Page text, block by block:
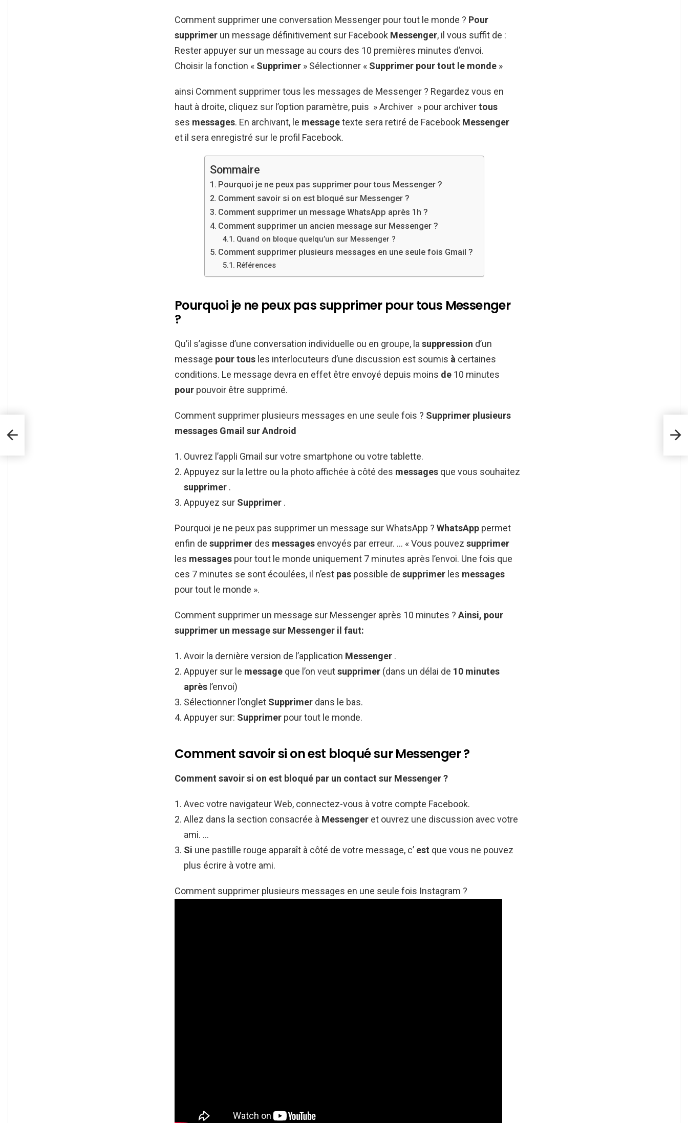
Comment supprimer une conversation Messenger pour tout le monde ? Pour
supprimer un message définitivement sur Facebook Messenger, il vous suffit de :
Rester appuyer sur un message au cours des 10 premières minutes d’envoi.
Choisir la fonction « Supprimer » Sélectionner « Supprimer pour tout le monde »
ainsi Comment supprimer tous les messages de Messenger ? Regardez vous en
haut à droite, cliquez sur l’option paramètre, puis » Archiver » pour archivertous
ses messages. En archivant, le messagetexte sera retiré de Facebook Messenger
et il sera enregistré sur le profil Facebook.
Sommaire
Pourquoi je ne peux pas supprimer pour tous Messenger ?
Comment savoir si on est bloqué sur Messenger ?
Comment supprimer un message WhatsApp après 1h ?
Comment supprimer un ancien message sur Messenger ?
Quand on bloque quelqu’un sur Messenger ?
Comment supprimer plusieurs messages en une seule fois Gmail ?
Références
Pourquoi je ne peux pas supprimer pour tous Messenger
?
Qu’il s’agisse d’une conversation individuelle ou en groupe, la suppression d’un
message pour tous les interlocuteurs d’une discussion est soumis à certaines
conditions. Le message devra en effet être envoyé depuis moins de 10 minutes
pour pouvoir être supprimé.
Comment supprimer plusieurs messages en une seule fois ? Supprimer plusieurs
messages Gmail surAndroid
Ouvrez l’appli Gmail sur votre smartphone ou votre tablette.
Appuyez sur la lettre ou la photo affichée à côté des messages que vous souhaitez
supprimer .
Appuyez sur Supprimer .
Pourquoi je ne peux pas supprimer un message sur WhatsApp ? WhatsApp permet
enfin de supprimer des messages envoyés par erreur. … « Vous pouvez supprimer
les messages pour tout le monde uniquement 7 minutes après l’envoi. Une fois que
ces 7 minutes se sont écoulées, il n’est pas possible de supprimer les messages
pour tout le monde ».
Comment supprimer un message sur Messenger après 10 minutes ? Ainsi, pour
supprimer un message sur Messenger il faut:
Avoir la dernière version de l’application Messenger .
Appuyer sur le message que l’on veutsupprimer (dans un délai de 10 minutes
après l’envoi)
Sélectionner l’onglet Supprimer dans le bas.
Appuyer sur: Supprimer pour tout le monde.
Comment savoir si on est bloqué sur Messenger ?
Comment savoir si on est bloqué par un contact sur Messenger?
Avec votre navigateur Web, connectez-vous à votre compte Facebook.
Allez dans la section consacrée à Messenger et ouvrez une discussion avec votre
ami. …
Si une pastille rouge apparaît à côté de votre message, c’ est que vous ne pouvez
plus écrire à votre ami.
Comment supprimer plusieurs messages en une seule fois Instagram ?